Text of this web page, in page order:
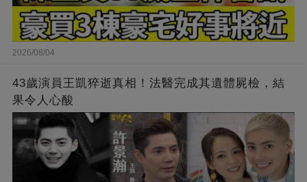
2026/08/04
43歲演員王凱猝逝真相！法醫完成其遺體屍檢，結
果令人心酸